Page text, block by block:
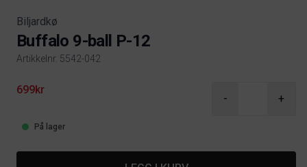
Biljardkø
Buffalo 9-ball P-12
Artikkelnr. 5542-042
Product information
699kr
- +
På lager